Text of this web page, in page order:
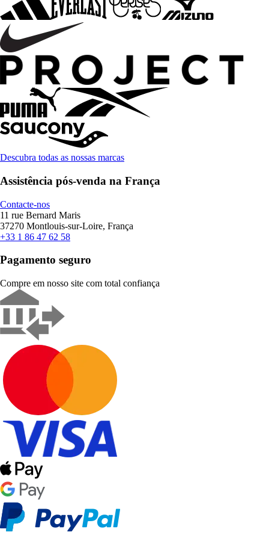
Descubra todas as nossas marcas
Assistência pós-venda na França
Contacte-nos
11 rue Bernard Maris
37270 Montlouis-sur-Loire, França
+33 1 86 47 62 58
Pagamento seguro
Compre em nosso site com total confiança